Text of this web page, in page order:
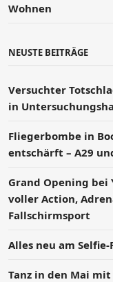
Wohnen
NEUSTE BEITRÄGE
Versucht­er
in
Fliegerbombe in
entschärft – A29
Grand Opening bei
voller Action,
Fallschirmsport
Alles neu am
Tanz in den Mai